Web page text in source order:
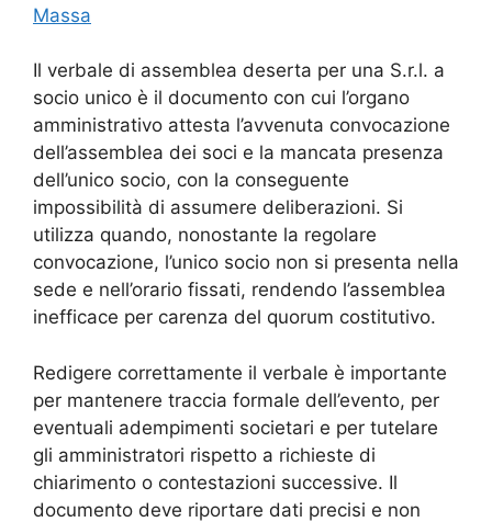
Massa
Il verbale di assemblea deserta per una S.r.l. a
socio unico è il documento con cui l’organo
amministrativo attesta l’avvenuta convocazione
dell’assemblea dei soci e la mancata presenza
dell’unico socio, con la conseguente
impossibilità di assumere deliberazioni. Si
utilizza quando, nonostante la regolare
convocazione, l’unico socio non si presenta nella
sede e nell’orario fissati, rendendo l’assemblea
inefficace per carenza del quorum costitutivo.
Redigere correttamente il verbale è importante
per mantenere traccia formale dell’evento, per
eventuali adempimenti societari e per tutelare
gli amministratori rispetto a richieste di
chiarimento o contestazioni successive. Il
documento deve riportare dati precisi e non